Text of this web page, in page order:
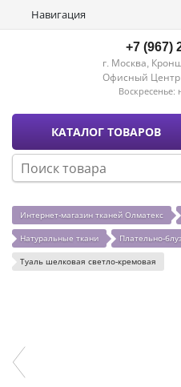
Навигация
+7 (967)
г. Москва,
Офисный Центр
Воскресенье:
КАТАЛОГ ТОВАРОВ
Интернет-магазин тканей Олматекс
Натуральные ткани Плательно-
Туаль шелковая светло-кремовая